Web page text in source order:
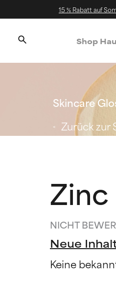
15 % Rabatt auf
Shop
Skincare
Zurück zur
NICHT
Neue
Keine